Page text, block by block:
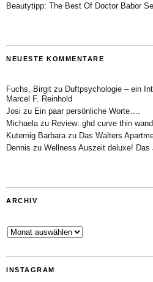
Beautytipp: The Best Of Doctor Babor
NEUESTE KOMMENTARE
Fuchs, Birgit zu Duftpsychologie – ein
Marcel F. Reinhold
Josi zu Ein paar persönliche Worte….
Michaela zu Review: ghd curve thin
Kuternig Barbara zu Das Walters
Dennis zu Wellness Auszeit deluxe!
ARCHIV
Archiv
INSTAGRAM